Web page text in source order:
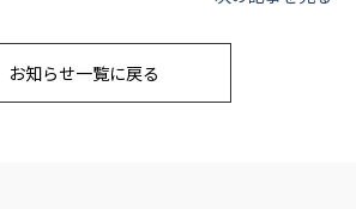
お知らせ一覧に戻る